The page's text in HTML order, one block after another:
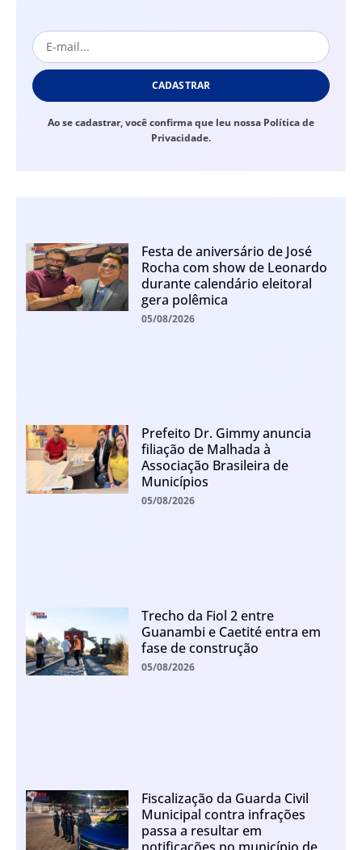
CADASTRAR
Ao se cadastrar, você confirma que leu nossa Política de
Privacidade.
Festa de aniversário de José
Rocha com show de Leonardo
durante calendário eleitoral
gera polêmica
05/08/2026
Prefeito Dr. Gimmy anuncia
filiação de Malhada à
Associação Brasileira de
Municípios
05/08/2026
Trecho da Fiol 2 entre
Guanambi e Caetité entra em
fase de construção
05/08/2026
Fiscalização da Guarda Civil
Municipal contra infrações
passa a resultar em